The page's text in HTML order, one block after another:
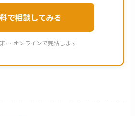
で相談してみる
・オンラインで完結します